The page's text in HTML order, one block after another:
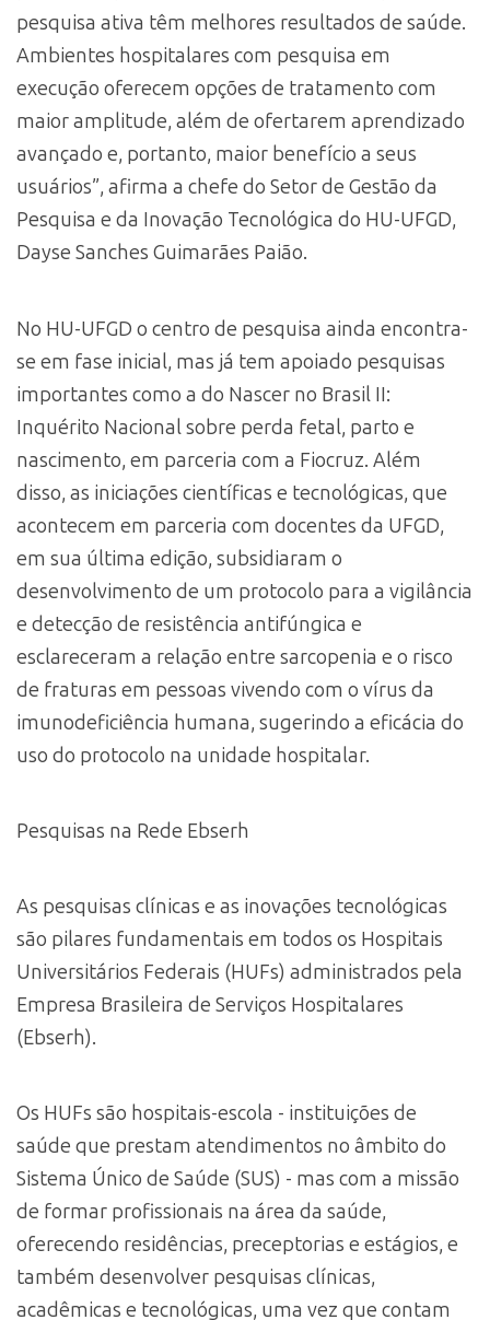
pesquisa ativa têm melhores resultados de saúde.
Ambientes hospitalares com pesquisa em
execução oferecem opções de tratamento com
maior amplitude, além de ofertarem aprendizado
avançado e, portanto, maior benefício a seus
usuários”, afirma a chefe do Setor de Gestão da
Pesquisa e da Inovação Tecnológica do HU-UFGD,
Dayse Sanches Guimarães Paião.
No HU-UFGD o centro de pesquisa ainda encontra-
se em fase inicial, mas já tem apoiado pesquisas
importantes como a do Nascer no Brasil II:
Inquérito Nacional sobre perda fetal, parto e
nascimento, em parceria com a Fiocruz. Além
disso, as iniciações científicas e tecnológicas, que
acontecem em parceria com docentes da UFGD,
em sua última edição, subsidiaram o
desenvolvimento de um protocolo para a vigilância
e detecção de resistência antifúngica e
esclareceram a relação entre sarcopenia e o risco
de fraturas em pessoas vivendo com o vírus da
imunodeficiência humana, sugerindo a eficácia do
uso do protocolo na unidade hospitalar.
Pesquisas na Rede Ebserh
As pesquisas clínicas e as inovações tecnológicas
são pilares fundamentais em todos os Hospitais
Universitários Federais (HUFs) administrados pela
Empresa Brasileira de Serviços Hospitalares
(Ebserh).
Os HUFs são hospitais-escola - instituições de
saúde que prestam atendimentos no âmbito do
Sistema Único de Saúde (SUS) - mas com a missão
de formar profissionais na área da saúde,
oferecendo residências, preceptorias e estágios, e
também desenvolver pesquisas clínicas,
acadêmicas e tecnológicas, uma vez que contam